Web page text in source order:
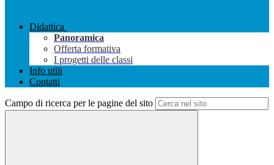
Didattica
Panoramica
Offerta formativa
I progetti delle classi
Info utili
Contatti
Campo di ricerca per le pagine del sito